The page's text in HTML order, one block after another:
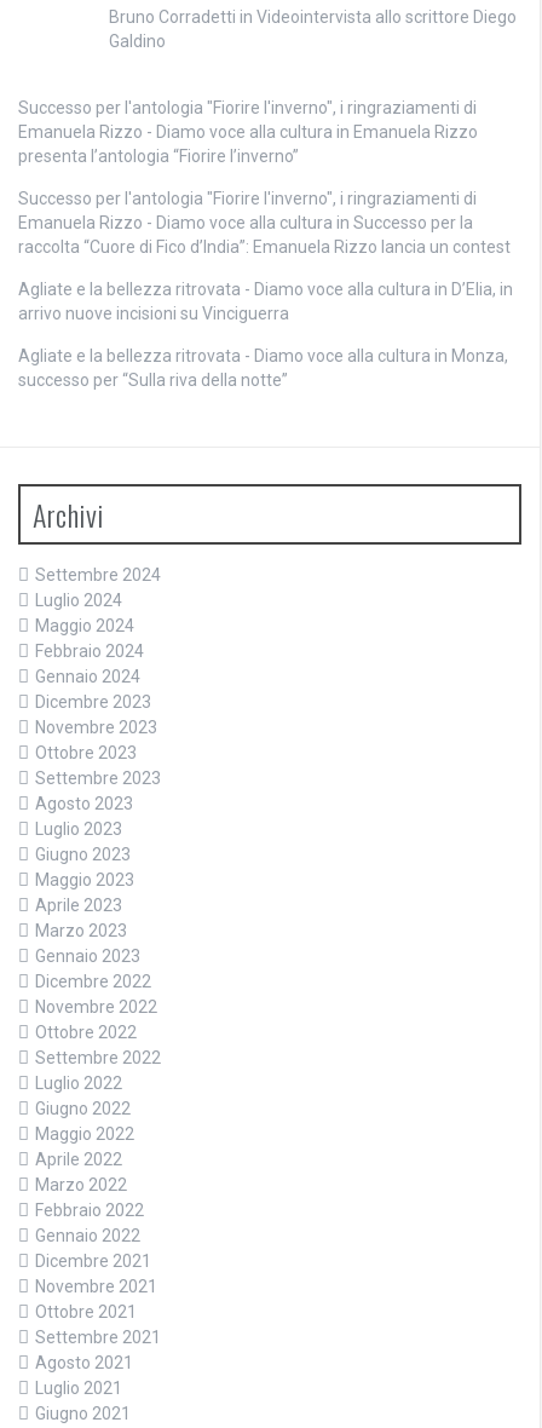
Bruno Corradetti in Videointervista allo scrittore Diego
Galdino
Successo per l'antologia "Fiorire l'inverno", i ringraziamenti di
Emanuela Rizzo - Diamo voce alla cultura in Emanuela Rizzo
presenta l’antologia “Fiorire l’inverno”
Successo per l'antologia "Fiorire l'inverno", i ringraziamenti di
Emanuela Rizzo - Diamo voce alla cultura in Successo per la
raccolta “Cuore di Fico d’India”: Emanuela Rizzo lancia un contest
Agliate e la bellezza ritrovata - Diamo voce alla cultura in D’Elia, in
arrivo nuove incisioni su Vinciguerra
Agliate e la bellezza ritrovata - Diamo voce alla cultura in Monza,
successo per “Sulla riva della notte”
Archivi
Settembre 2024
Luglio 2024
Maggio 2024
Febbraio 2024
Gennaio 2024
Dicembre 2023
Novembre 2023
Ottobre 2023
Settembre 2023
Agosto 2023
Luglio 2023
Giugno 2023
Maggio 2023
Aprile 2023
Marzo 2023
Gennaio 2023
Dicembre 2022
Novembre 2022
Ottobre 2022
Settembre 2022
Luglio 2022
Giugno 2022
Maggio 2022
Aprile 2022
Marzo 2022
Febbraio 2022
Gennaio 2022
Dicembre 2021
Novembre 2021
Ottobre 2021
Settembre 2021
Agosto 2021
Luglio 2021
Giugno 2021